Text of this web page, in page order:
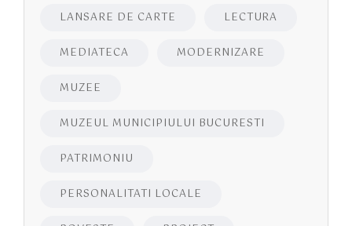
LANSARE DE CARTE LECTURA
MEDIATECA MODERNIZARE
MUZEE
MUZEUL MUNICIPIULUI BUCURESTI
PATRIMONIU
PERSONALITATI LOCALE